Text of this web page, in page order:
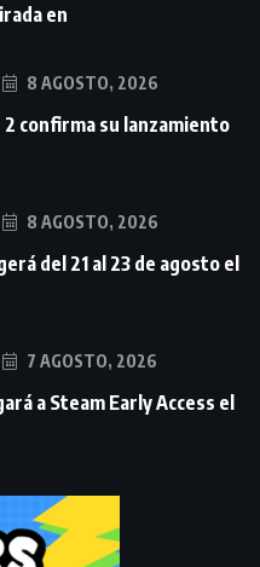
en
8 AGOSTO, 2026
confirma su lanzamiento
8 AGOSTO, 2026
del 21 al 23 de agosto el
7 AGOSTO, 2026
a Steam Early Access el